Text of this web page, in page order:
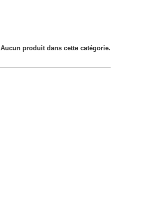
Aucun produit dans cette catégorie.